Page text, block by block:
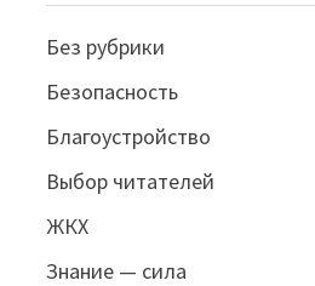
Без рубрики
Безопасность
Благоустройство
Выбор читателей
ЖКХ
Знание — сила